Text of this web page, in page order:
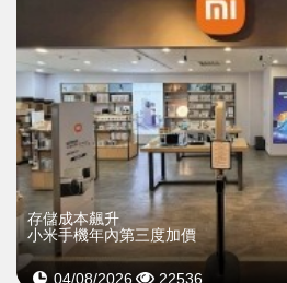
存儲成本飆升
小米手機年內第三度加價
04/08/2026 22536